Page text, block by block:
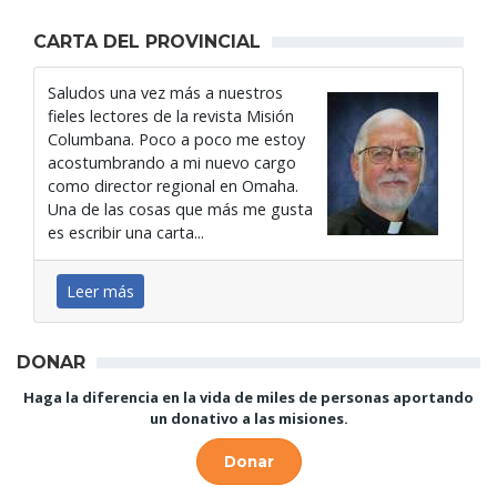
CARTA DEL PROVINCIAL
Saludos una vez más a nuestros
fieles lectores de la revista Misión
Columbana. Poco a poco me estoy
acostumbrando a mi nuevo cargo
como director regional en Omaha.
Una de las cosas que más me gusta
es escribir una carta...
Leer más
DONAR
Haga la diferencia en la vida de miles de personas aportando
un donativo a las misiones.
Donar